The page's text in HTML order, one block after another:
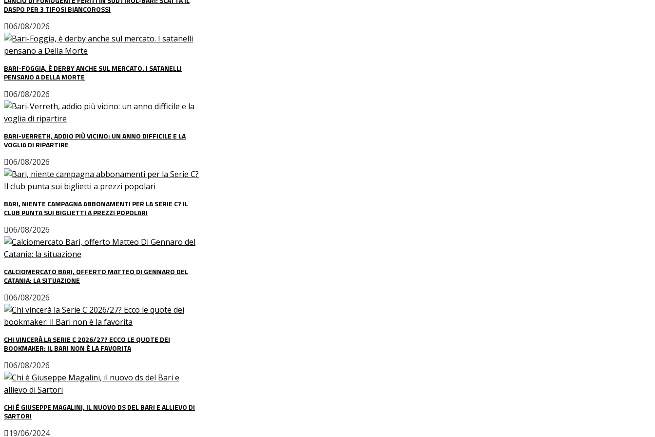
DASPO PER 3 TIFOSI BIANCOROSSI
06/08/2026
BARI-FOGGIA, È DERBY ANCHE SUL MERCATO. I SATANELLI
PENSANO A DELLA MORTE
06/08/2026
BARI-VERRETH, ADDIO PIÙ VICINO: UN ANNO DIFFICILE E LA
VOGLIA DI RIPARTIRE
06/08/2026
BARI, NIENTE CAMPAGNA ABBONAMENTI PER LA SERIE C? IL
CLUB PUNTA SUI BIGLIETTI A PREZZI POPOLARI
06/08/2026
CALCIOMERCATO BARI, OFFERTO MATTEO DI GENNARO DEL
CATANIA: LA SITUAZIONE
06/08/2026
CHI VINCERÀ LA SERIE C 2026/27? ECCO LE QUOTE DEI
BOOKMAKER: IL BARI NON È LA FAVORITA
06/08/2026
CHI È GIUSEPPE MAGALINI, IL NUOVO DS DEL BARI E ALLIEVO DI
SARTORI
19/06/2024